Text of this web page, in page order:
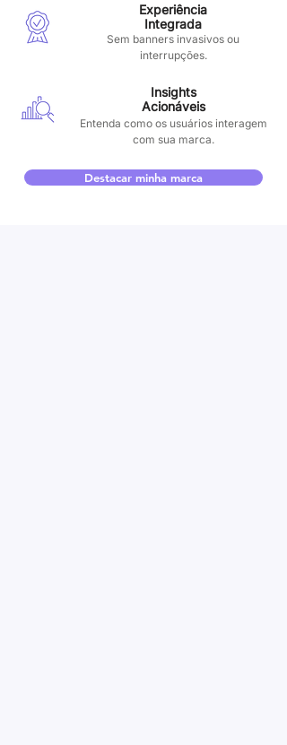
Experiência
Integrada
Sem banners invasivos ou
interrupções.
Insights
Acionáveis
Entenda como os usuários interagem
com sua marca.
Destacar minha marca